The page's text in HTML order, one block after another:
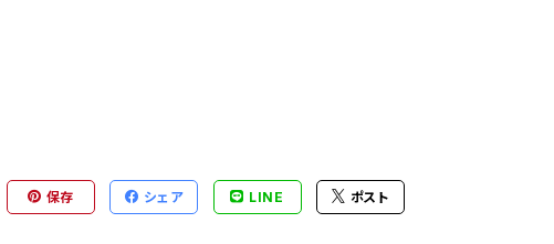
保存 シェア LINE ポスト